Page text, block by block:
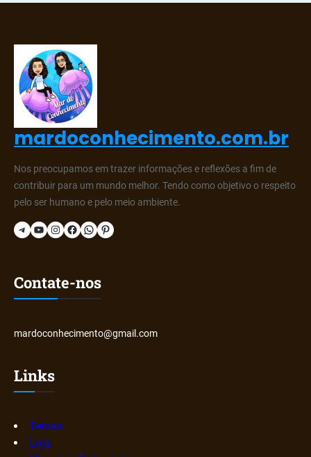
mardoconhecimento.com.br
Nos preocupamos em trazer informações e reflexões a fim de
contribuir para um mundo melhor. Tendo como objetivo o respeito
pelo ser humano e pelo meio ambiente.
Telegram YouTube Instagram Facebook WhatsApp Pinterest
Contate-nos
mardoconhecimento@gmail.com
Links
Temas
Loja